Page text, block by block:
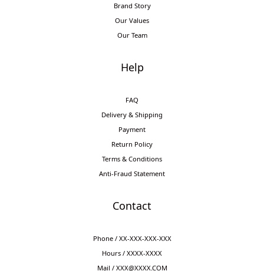
Brand Story
Our Values
Our Team
Help
FAQ
Delivery & Shipping
Payment
Return Policy
Terms & Conditions
Anti-Fraud Statement
Contact
Phone / XX-XXX-XXX-XXX
Hours / XXXX-XXXX
Mail / XXX@XXXX.COM